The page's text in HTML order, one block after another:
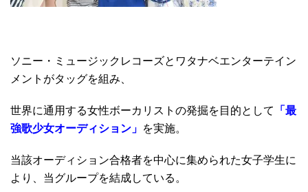
ソニー・ミュージックレコーズとワタナベエンターテイン
メントがタッグを組み、
世界に通用する女性ボーカリストの発掘を目的として
「最
強歌少女オーディション」 を実施。
当該オーディション合格者を中心に集められた女子学生に
より、当グループを結成している。